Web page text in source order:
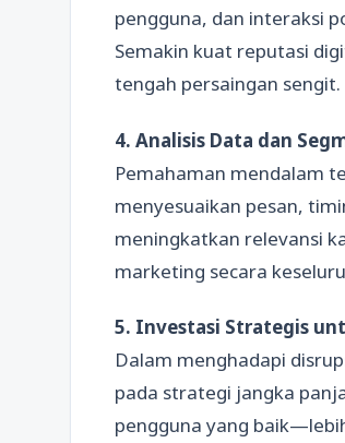
pengguna, dan interaksi
Semakin kuat reputasi
tengah persaingan sengit.
4. Analisis Data dan
Pemahaman mendalam
menyesuaikan pesan,
meningkatkan relevansi
marketing secara
5. Investasi Strategis
Dalam menghadapi
pada strategi jangka
pengguna yang